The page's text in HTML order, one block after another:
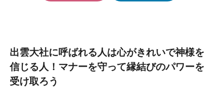
出雲大社に呼ばれる人は心がきれいで神様を
信じる人！マナーを守って縁結びのパワーを
受け取ろう